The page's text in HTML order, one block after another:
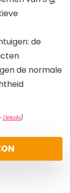
de
de normale
Details)